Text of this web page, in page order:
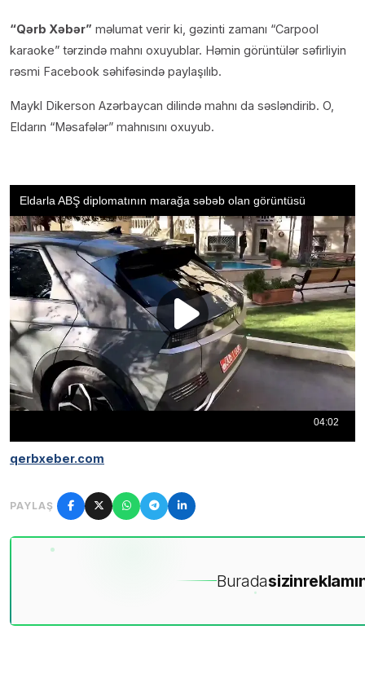
“Qərb Xəbər” məlumat verir ki, gəzinti zamanı “Carpool
karaoke” tərzində mahnı oxuyublar. Həmin görüntülər səfirliyin
rəsmi Facebook səhifəsində paylaşılıb.
Maykl Dikerson Azərbaycan dilində mahnı da səsləndirib. O,
Eldarın “Məsafələr” mahnısını oxuyub.
qerbxeber.com
PAYLAŞ
Buradasizin